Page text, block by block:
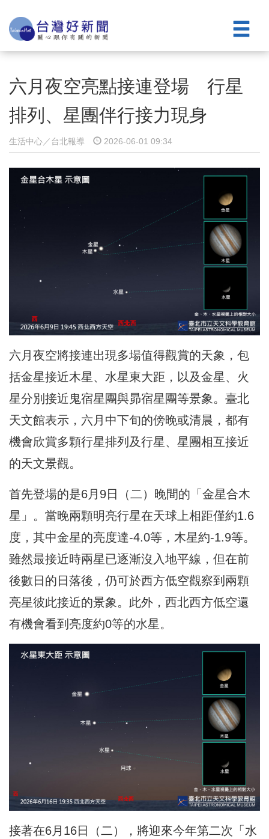
六月夜空亮點接連登場 行星
排列、星團伴行接力現身
生活中心／台北報導 2026-06-01 09:34
六月夜空將接連出現多場值得觀賞的天象，包
括金星接近木星、水星東大距，以及金星、火
星分別接近鬼宿星團與昴宿星團等景象。臺北
天文館表示，六月中下旬的傍晚或清晨，都有
機會欣賞多顆行星排列及行星、星團相互接近
的天文景觀。
首先登場的是6月9日（二）晚間的「金星合木
星」。當晚兩顆明亮行星在天球上相距僅約1.6
度，其中金星的亮度達-4.0等，木星約-1.9等。
雖然最接近時兩星已逐漸沒入地平線，但在前
後數日的日落後，仍可於西方低空觀察到兩顆
亮星彼此接近的景象。此外，西北西方低空還
有機會看到亮度約0等的水星。
接著在6月16日（二），將迎來今年第二次「水